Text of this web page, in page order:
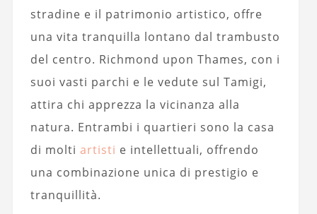
stradine e il patrimonio artistico, offre
una vita tranquilla lontano dal trambusto
del centro. Richmond upon Thames, con i
suoi vasti parchi e le vedute sul Tamigi,
attira chi apprezza la vicinanza alla
natura. Entrambi i quartieri sono la casa
di molti artisti e intellettuali, offrendo
una combinazione unica di prestigio e
tranquillità.